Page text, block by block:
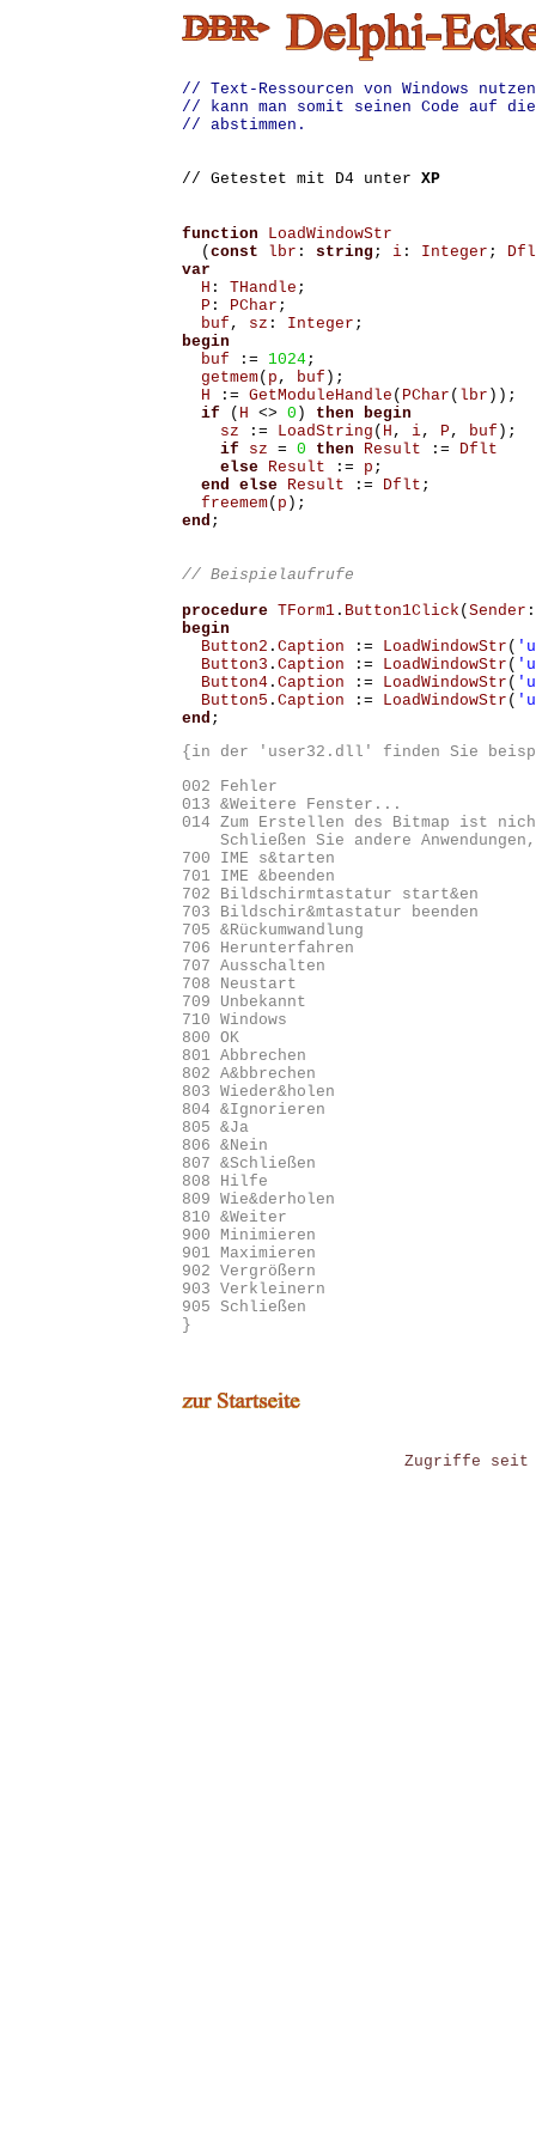
// Text-Ressourcen von Windows
// kann man somit seinen Code auf
// abstimmen.
// Getestet mit D4 unter XP
function
LoadWindowStr
( const lbr : string ; i: Integer ;
var
H : THandle ;
P : PChar ;
buf , sz : Integer ;
begin
buf
:= 1024;
getmem( p , buf );
H
:= GetModuleHandle ( PChar ( lbr ));
if
( H <> 0 ) then begin
sz
:= LoadString ( H , i, P , buf );
if
sz = 0 then Result :=
Dflt
else
Result := p ;
end else Result := Dflt ;
freemem( p );
end ;
procedure TForm1. Button1Click ( Sender :
begin
Button2 . Caption := LoadWindowStr (
Button3 . Caption := LoadWindowStr (
Button4. Caption := LoadWindowStr (
Button5 . Caption := LoadWindowStr (
end ;
{in der 'user32.dll' finden Sie
002 Fehler
013 &Weitere Fenster...
014 Zum Erstellen des Bitmap ist
Schließen Sie andere
700 IME s&tarten
701 IME &beenden
702 Bildschirmtastatur start&en
703 Bildschir&mtastatur beenden
705 &Rückumwandlung
706 Herunterfahren
707 Ausschalten
708 Neustart
709 Unbekannt
710 Windows
800 OK
801 Abbrechen
802 A&bbrechen
803 Wieder&holen
804 &Ignorieren
805 &Ja
806 &Nein
807 &Schließen
808 Hilfe
809 Wie&derholen
810 &Weiter
900 Minimieren
901 Maximieren
902 Vergrößern
903 Verkleinern
905 Schließen
}
Zugriffe seit